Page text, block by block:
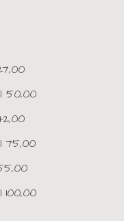
50,00
75,00
100,00